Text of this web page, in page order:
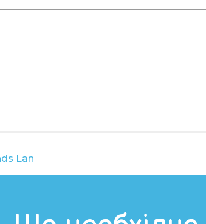
Lan